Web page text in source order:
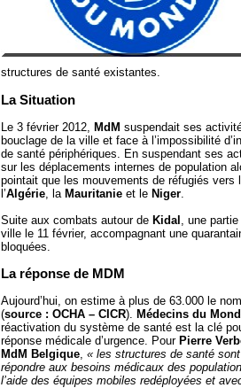
structures de santé existantes.
La Situation
Le 3 février 2012, MdM suspendait ses
bouclage de la ville et face à l’impossibilité
de santé périphériques. En suspendant ses
sur les déplacements internes de population
pointait que les mouvements de réfugiés
l’Algérie, la Mauritanie et le Niger.
Suite aux combats autour de Kidal , une
ville le 11 février, accompagnant une
bloquées.
La réponse de MDM
Aujourd’hui, on estime à plus de 63.000 le
(source : OCHA – CICR). Médecins du
réactivation du système de santé est la clé
réponse médicale d’urgence. Pour Pierre
MdM Belgique, « les structures de santé
répondre aux besoins médicaux des
l’aide des équipes mobiles redéployées et